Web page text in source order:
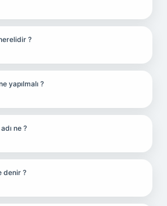
?
yapılmalı ?
ne ?
denir ?